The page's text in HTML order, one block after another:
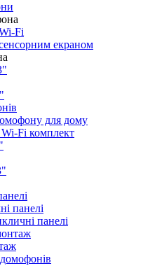
Fi
екраном
для дому
Fi комплект
панелі
панелі